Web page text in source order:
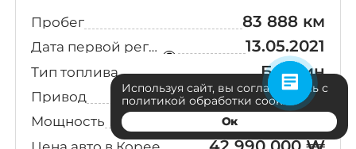
Пробег 83 888 км
Дата первой регистрации 13.05.2021
Тип топлива Бензин
Привод 4WD
Мощность
Используя сайт, вы соглашаетесь с
политикой обработки cookies
Ок